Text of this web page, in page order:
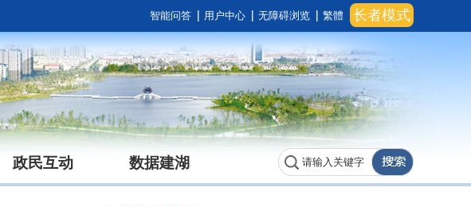
长者模式
智能问答 用户中心 无障碍浏览 繁體
政民互动 数据建湖